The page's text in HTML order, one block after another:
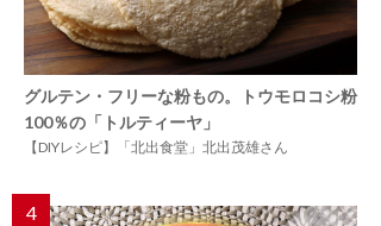
グルテン・フリーな粉もの。トウモロコシ粉
100％の「トルティーヤ」
【DIYレシピ】「北出食堂」北出茂雄さん
4